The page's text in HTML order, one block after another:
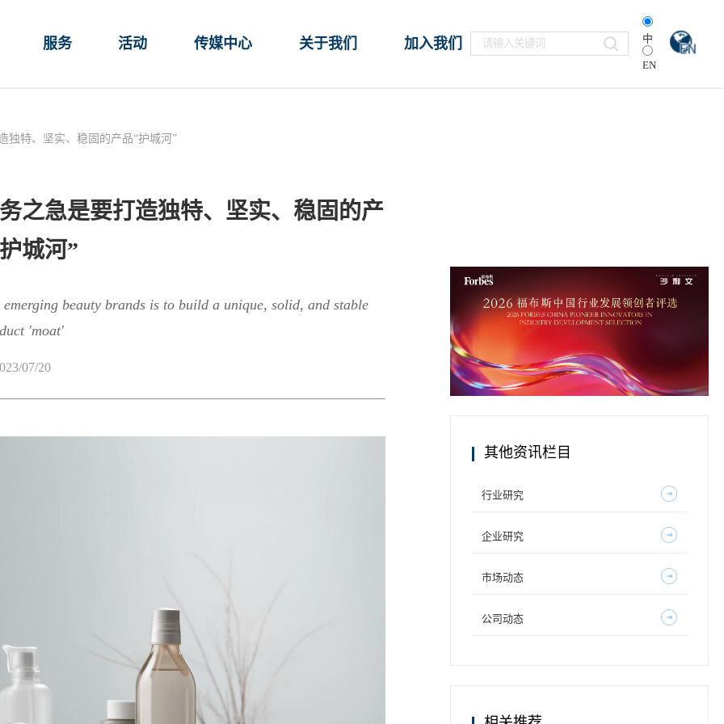
服务 活动 传媒中心 关于我们 加入我们 中
EN
独特、坚实、稳固的产品“护城河”
之急是要打造独特、坚实、稳固的产
城河”
beauty brands is to build a unique, solid, and stable
'moat'
07/20
其他资讯栏目
行业研究
企业研究
市场动态
公司动态